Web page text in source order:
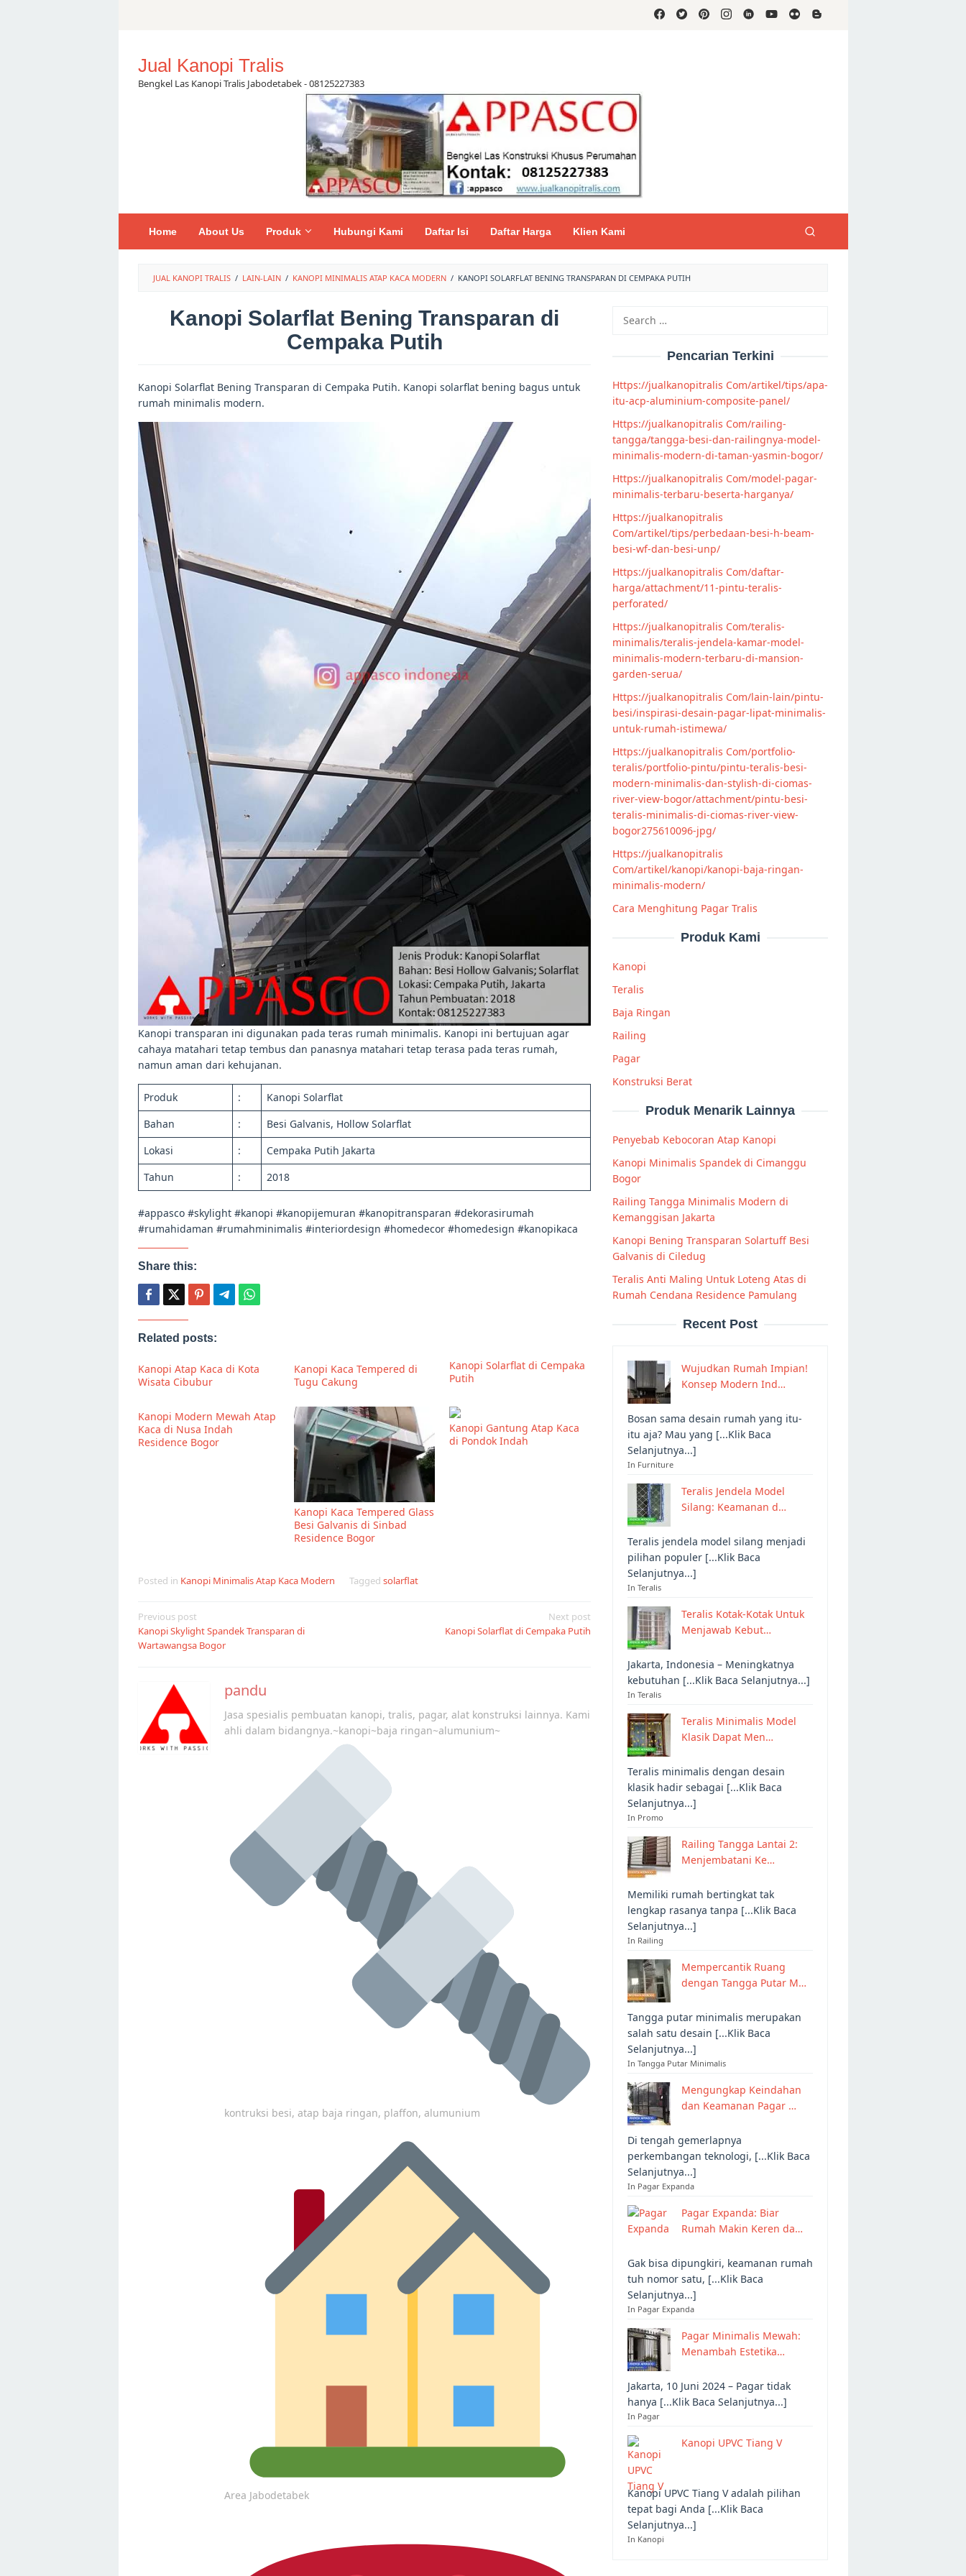
Jual Kanopi Tralis
Bengkel Las Kanopi Tralis Jabodetabek - 08125227383
Home About Us Produk Hubungi Kami Daftar Isi Daftar Harga Klien Kami
JUAL KANOPI TRALIS / LAIN-LAIN / KANOPI MINIMALIS ATAP KACA MODERN / KANOPI SOLARFLAT BENING TRANSPARAN DI CEMPAKA PUTIH
Kanopi Solarflat Bening Transparan di
Cempaka Putih
Kanopi Solarflat Bening Transparan di Cempaka Putih. Kanopi solarflat bening bagus untuk
rumah minimalis modern.
Kanopi transparan ini digunakan pada teras rumah minimalis. Kanopi ini bertujuan agar
cahaya matahari tetap tembus dan panasnya matahari tetap terasa pada teras rumah,
namun aman dari kehujanan.
Produk :
Kanopi Solarflat
Bahan
:
Besi Galvanis, Hollow Solarflat
Lokasi
:
Cempaka Putih Jakarta
Tahun
: 2018
#appasco #skylight #kanopi #kanopijemuran #kanopitransparan #dekorasirumah
#rumahidaman #rumahminimalis #interiordesign #homedecor #homedesign #kanopikaca
Share this:
Related posts:
Kanopi Atap Kaca di Kota
Wisata Cibubur
Kanopi Kaca Tempered di
Tugu Cakung
Kanopi Solarflat di Cempaka
Putih
Kanopi Modern Mewah Atap
Kaca di Nusa Indah
Residence Bogor
Kanopi Kaca Tempered Glass
Besi Galvanis di Sinbad
Residence Bogor
Kanopi Gantung Atap Kaca
di Pondok Indah
Posted in Kanopi Minimalis Atap Kaca Modern Tagged solarflat
Post
navigation
Previous post
Kanopi Skylight Spandek Transparan di
Wartawangsa Bogor
Next post
Kanopi Solarflat di Cempaka Putih
pandu
Jasa spesialis pembuatan kanopi, tralis, pagar, alat konstruksi lainnya. Kami
ahli dalam bidangnya.~kanopi~baja ringan~alumunium~
kontruksi besi, atap baja ringan, plaffon, alumunium
Area Jabodetabek
for:
Pencarian Terkini
Https://jualkanopitralis Com/artikel/tips/apa-
itu-acp-aluminium-composite-panel/
Https://jualkanopitralis Com/railing-
tangga/tangga-besi-dan-railingnya-model-
minimalis-modern-di-taman-yasmin-bogor/
Https://jualkanopitralis Com/model-pagar-
minimalis-terbaru-beserta-harganya/
Https://jualkanopitralis
Com/artikel/tips/perbedaan-besi-h-beam-
besi-wf-dan-besi-unp/
Https://jualkanopitralis Com/daftar-
harga/attachment/11-pintu-teralis-
perforated/
Https://jualkanopitralis Com/teralis-
minimalis/teralis-jendela-kamar-model-
minimalis-modern-terbaru-di-mansion-
garden-serua/
Https://jualkanopitralis Com/lain-lain/pintu-
besi/inspirasi-desain-pagar-lipat-minimalis-
untuk-rumah-istimewa/
Https://jualkanopitralis Com/portfolio-
teralis/portfolio-pintu/pintu-teralis-besi-
modern-minimalis-dan-stylish-di-ciomas-
river-view-bogor/attachment/pintu-besi-
teralis-minimalis-di-ciomas-river-view-
bogor275610096-jpg/
Https://jualkanopitralis
Com/artikel/kanopi/kanopi-baja-ringan-
minimalis-modern/
Cara Menghitung Pagar Tralis
Produk Kami
Kanopi
Teralis
Baja Ringan
Railing
Pagar
Konstruksi Berat
Produk Menarik Lainnya
Penyebab Kebocoran Atap Kanopi
Kanopi Minimalis Spandek di Cimanggu
Bogor
Railing Tangga Minimalis Modern di
Kemanggisan Jakarta
Kanopi Bening Transparan Solartuff Besi
Galvanis di Ciledug
Teralis Anti Maling Untuk Loteng Atas di
Rumah Cendana Residence Pamulang
Recent Post
Wujudkan Rumah Impian!
Konsep Modern Ind…
Bosan sama desain rumah yang itu-
itu aja? Mau yang [...Klik Baca
Selanjutnya...]
In Furniture
Teralis Jendela Model
Silang: Keamanan d…
Teralis jendela model silang menjadi
pilihan populer [...Klik Baca
Selanjutnya...]
In Teralis
Teralis Kotak-Kotak Untuk
Menjawab Kebut…
Jakarta, Indonesia – Meningkatnya
kebutuhan [...Klik Baca Selanjutnya...]
In Teralis
Teralis Minimalis Model
Klasik Dapat Men…
Teralis minimalis dengan desain
klasik hadir sebagai [...Klik Baca
Selanjutnya...]
In Promo
Railing Tangga Lantai 2:
Menjembatani Ke…
Memiliki rumah bertingkat tak
lengkap rasanya tanpa [...Klik Baca
Selanjutnya...]
In Railing
Mempercantik Ruang
dengan Tangga Putar M…
Tangga putar minimalis merupakan
salah satu desain [...Klik Baca
Selanjutnya...]
In Tangga Putar Minimalis
Mengungkap Keindahan
dan Keamanan Pagar …
Di tengah gemerlapnya
perkembangan teknologi, [...Klik Baca
Selanjutnya...]
In Pagar Expanda
Pagar Expanda: Biar
Rumah Makin Keren da…
Gak bisa dipungkiri, keamanan rumah
tuh nomor satu, [...Klik Baca
Selanjutnya...]
In Pagar Expanda
Pagar Minimalis Mewah:
Menambah Estetika…
Jakarta, 10 Juni 2024 – Pagar tidak
hanya [...Klik Baca Selanjutnya...]
In Pagar
Kanopi UPVC Tiang V
Kanopi UPVC Tiang V adalah pilihan
tepat bagi Anda [...Klik Baca
Selanjutnya...]
In Kanopi